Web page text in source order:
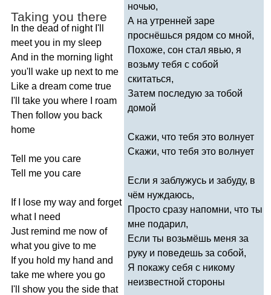
Taking you there
In the dead of night I'll
meet you in my sleep
And in the morning light
you'll
wake up next to me
Like a dream come true
I'll
take you where
roam
Then follow you back
home
Tell me you care
Tell
me you care
If lose my way and forget
what
need
Just remind me now of
what you give to me
If you hold my hand and
take me where you go
I'll
show you the side that
ночью,
А на утренней заре
проснёшься рядом со мной,
Похоже, сон стал явью, я
возьму тебя с собой
скитаться,
Затем последую за тобой
домой
Скажи, что тебя это волнует
Скажи, что тебя это волнует
Если я заблужусь и забуду, в
чём нуждаюсь,
Просто сразу напомни, что ты
мне подарил,
Если ты возьмёшь меня за
руку и поведешь за собой,
Я покажу себя с никому
неизвестной стороны